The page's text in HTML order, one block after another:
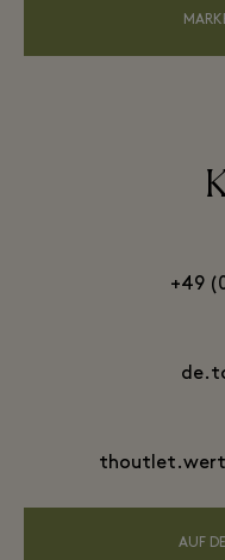
+49
AUF